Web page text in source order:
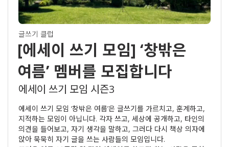
글쓰기 클럽
[에세이 쓰기 모임] ‘창밖은
여름’ 멤버를 모집합니다
에세이 쓰기 모임 시즌3
에세이 쓰기 모임 ‘창밖은 여름’은 글쓰기를 가르치고, 훈계하고,
지적하는 모임이 아닙니다. 각자 쓰고, 세상에 공개하고, 타인의
의견을 들어보고, 자기 생각을 말하고, 그러다 다시 책상 의자에
앉아 묵묵히 자기 글을 쓰는 사람들의 모임입니다.